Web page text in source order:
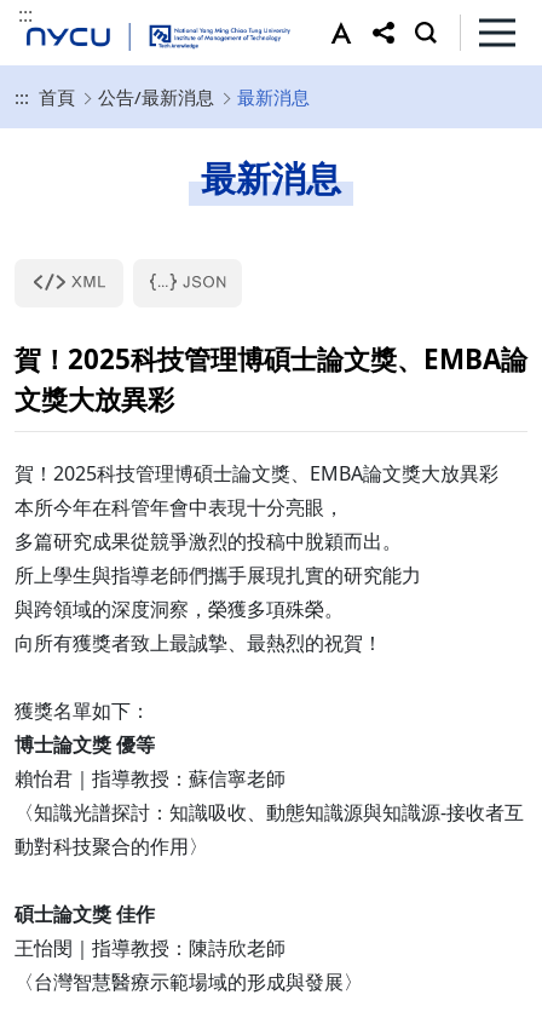
:::
::: 首頁 公告/最新消息 最新消息
最新消息
賀！2025科技管理博碩士論文獎、EMBA論
文獎大放異彩
賀！2025科技管理博碩士論文獎、EMBA論文獎大放異彩
本所今年在科管年會中表現十分亮眼，
多篇研究成果從競爭激烈的投稿中脫穎而出。
所上學生與指導老師們攜手展現扎實的研究能力
與跨領域的深度洞察，榮獲多項殊榮。
向所有獲獎者致上最誠摯、最熱烈的祝賀！
獲獎名單如下：
博士論文獎 優等
賴怡君｜指導教授：蘇信寧老師
〈知識光譜探討：知識吸收、動態知識源與知識源-接收者互
動對科技聚合的作用〉
碩士論文獎 佳作
王怡閔｜指導教授：陳詩欣老師
〈台灣智慧醫療示範場域的形成與發展〉